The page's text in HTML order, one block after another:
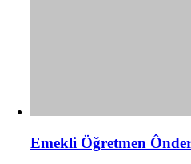
Emekli Öğretmen